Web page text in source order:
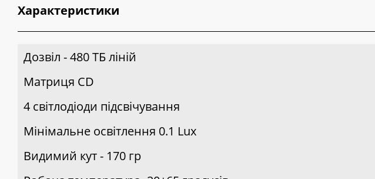
Характеристики
Дозвіл - 480 ТБ ліній
Матриця CD
4 світлодіоди підсвічування
Мінімальне освітлення 0.1 Lux
Видимий кут - 170 гр